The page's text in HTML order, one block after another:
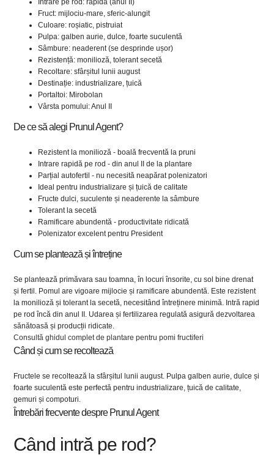
Intrare pe rod: rapidă (anul II)
Fruct: mijlociu-mare, sferic-alungit
Culoare: roșiatic, pistruiat
Pulpa: galben aurie, dulce, foarte suculentă
Sâmbure: neaderent (se desprinde ușor)
Rezistență: monilioză, tolerant secetă
Recoltare: sfârșitul lunii august
Destinație: industrializare, țuică
Portaltoi: Mirobolan
Vârsta pomului: Anul II
De ce să alegi Prunul Agent?
Rezistent la monilioză - boală frecventă la pruni
Intrare rapidă pe rod - din anul II de la plantare
Parțial autofertil - nu necesită neapărat polenizatori
Ideal pentru industrializare și țuică de calitate
Fructe dulci, suculente și neaderente la sâmbure
Tolerant la secetă
Ramificare abundentă - productivitate ridicată
Polenizator excelent pentru President
Cum se plantează și întreține
Se plantează primăvara sau toamna, în locuri însorite, cu sol bine drenat
și fertil. Pomul are vigoare mijlocie și ramificare abundentă. Este rezistent
la monilioză și tolerant la secetă, necesitând întreținere minimă. Intră rapid
pe rod încă din anul II. Udarea și fertilizarea regulată asigură dezvoltarea
sănătoasă și producții ridicate.
Consultă ghidul complet de plantare pentru pomi fructiferi
Când și cum se recoltează
Fructele se recoltează la sfârșitul lunii august. Pulpa galben aurie, dulce și
foarte suculentă este perfectă pentru industrializare, țuică de calitate,
gemuri și compoturi.
Întrebări frecvente despre Prunul Agent
Când intră pe rod?